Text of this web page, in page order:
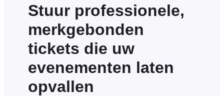
Stuur professionele,
merkgebonden
tickets die uw
evenementen laten
opvallen